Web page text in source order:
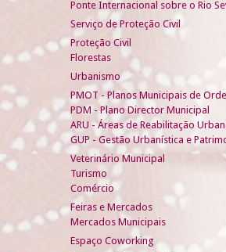
Ponte Internacional sobre o Rio
Serviço de Proteção Civil
Proteção Civil
Florestas
Urbanismo
PMOT - Planos Municipais de
PDM - Plano Director Municipal
ARU - Áreas de Reabilitação
GUP - Gestão Urbanística e
Veterinário Municipal
Turismo
Comércio
Feiras e Mercados
Mercados Municipais
Espaço Coworking